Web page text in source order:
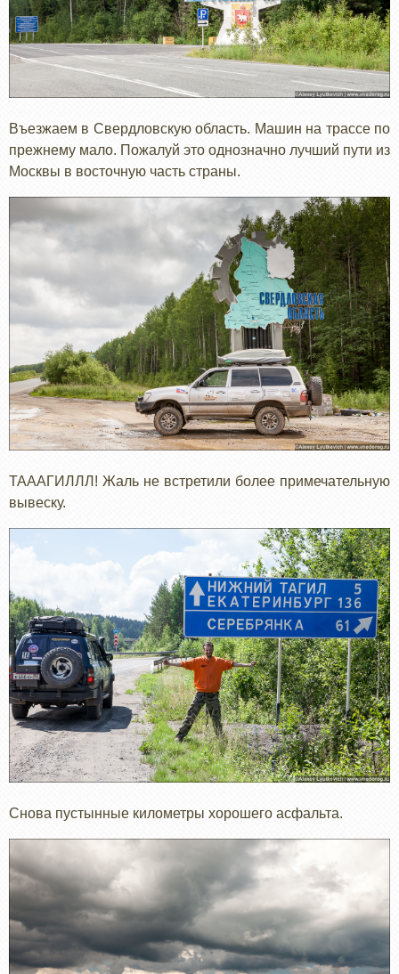
Въезжаем в Свердловскую область. Машин на трассе по
прежнему мало. Пожалуй это однозначно лучший пути из
Москвы в восточную часть страны.
ТАААГИЛЛЛ! Жаль не встретили более примечательную
вывеску.
Снова пустынные километры хорошего асфальта.